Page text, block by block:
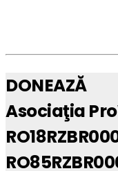
DONEAZĂ
Asociaţia